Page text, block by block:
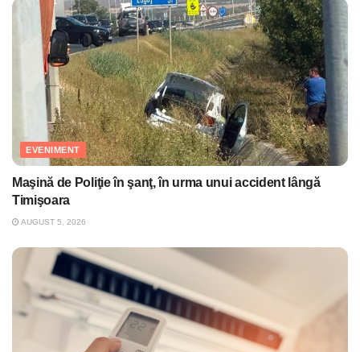
EVENIMENT
Maşină de Poliţie în şanţ, în urma unui accident lângă
Timişoara
AUGUST 5, 2026